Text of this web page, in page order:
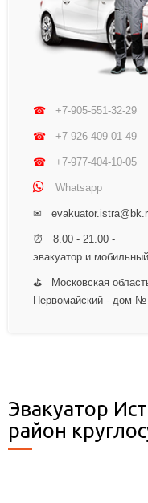
☎ +7-905-551-32-29
☎ +7-926-409-01-49
☎ +7-977-404-10-05
Whatsapp
✉
⏰ 8.00 - 21.00 -
эвакуатор и
⛳ Московская
Первомайский - дом
Эвакуатор
район